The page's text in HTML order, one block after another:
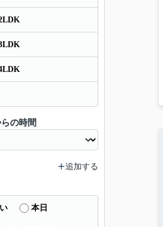
の時間
追加する
本日